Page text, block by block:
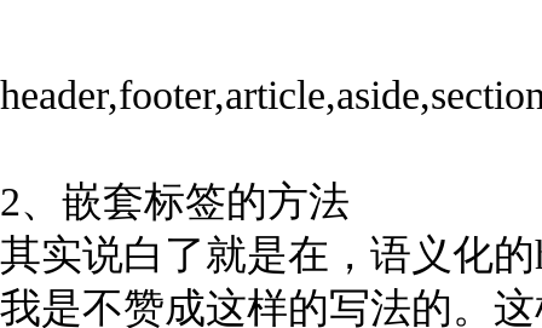
2、嵌套标签的方法
其实说白了就是在，语义化
我是不赞成这样的写法的。